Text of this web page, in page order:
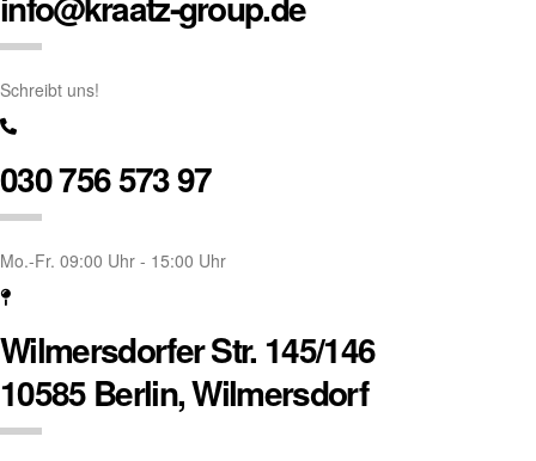
Schreibt uns!
030 756 573 97
Mo.-Fr. 09:00 Uhr - 15:00 Uhr
Wilmersdorfer Str. 145/146
10585 Berlin, Wilmersdorf